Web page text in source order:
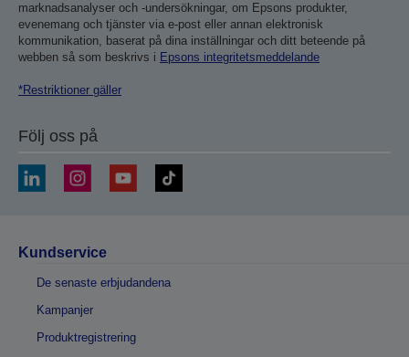
marknadsanalyser och -undersökningar, om Epsons produkter,
evenemang och tjänster via e-post eller annan elektronisk
kommunikation, baserat på dina inställningar och ditt beteende på
webben så som beskrivs i Epsons integritetsmeddelande
*Restriktioner gäller
Följ oss på
Kundservice
De senaste erbjudandena
Kampanjer
Produktregistrering